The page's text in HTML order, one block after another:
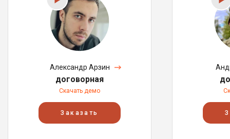
Александр Арзин
договорная
Скачать демо
Заказать